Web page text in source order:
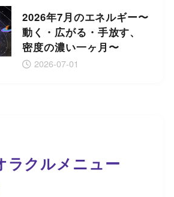
2026年7月のエネルギー〜
動く・広がる・手放す、
密度の濃い一ヶ月〜
2026-07-01
ラクルメニュー